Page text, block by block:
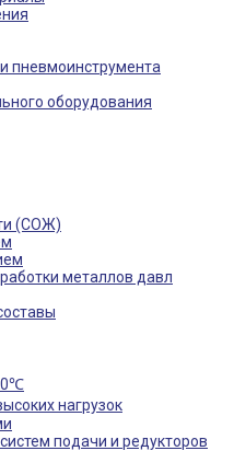
пневмоинструмента
оборудования
(СОЖ)
металлов давл
нагрузок
подачи и редукторов